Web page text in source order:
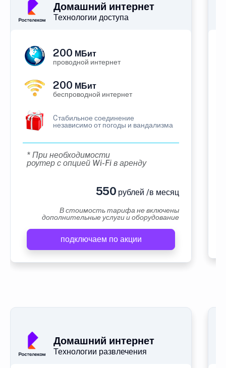
Домашний интернет
Технологии доступа
200 МБит
проводной интернет
200 МБит
беспроводной интернет
Cтабильное соединение
независимо от погоды и вандализма
* При необходимости
роутер с опцией Wi-Fi в аренду
550 рублей /в месяц
В стоимость тарифа не включены
дополнительные услуги и оборудование
подключаем по акции
Домашний интернет
Технологии развлечения